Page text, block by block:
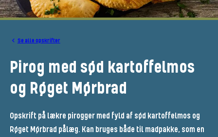
Se alle opskrifter
Pirog med sød kartoffelmos
og Røget Mørbrad
Opskrift på lækre pirogger med fyld af sød kartoffelmos og
Røget Mørbrad pålæg. Kan bruges både til madpakke, som en